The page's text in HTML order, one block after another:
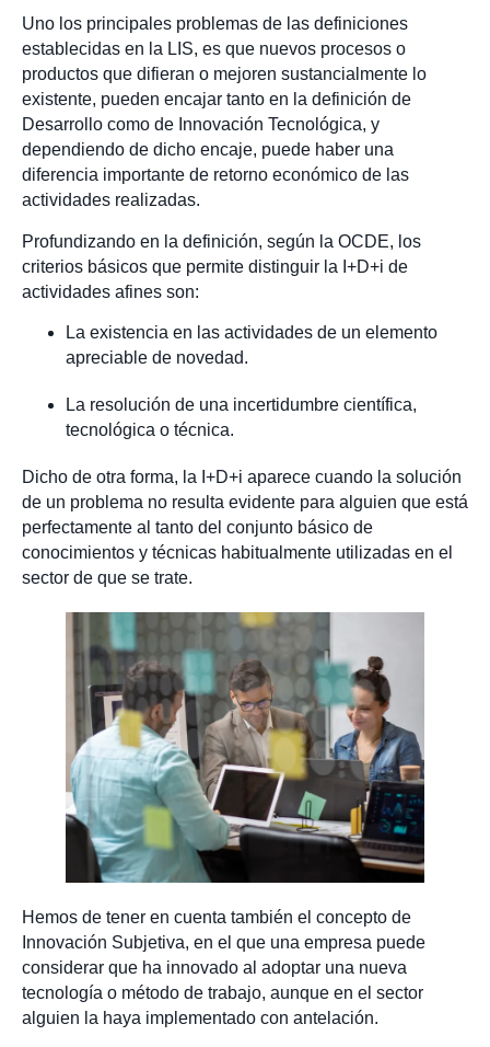
Uno los principales problemas de las definiciones
establecidas en la LIS, es que nuevos procesos o
productos que difieran o mejoren sustancialmente lo
existente, pueden encajar tanto en la definición de
Desarrollo como de Innovación Tecnológica, y
dependiendo de dicho encaje, puede haber una
diferencia importante de retorno económico de las
actividades realizadas.
Profundizando en la definición, según la OCDE, los
criterios básicos que permite distinguir la I+D+i de
actividades afines son:
La existencia en las actividades de un elemento
apreciable de novedad.
La resolución de una incertidumbre científica,
tecnológica o técnica.
Dicho de otra forma, la I+D+i aparece cuando la solución
de un problema no resulta evidente para alguien que está
perfectamente al tanto del conjunto básico de
conocimientos y técnicas habitualmente utilizadas en el
sector de que se trate.
Hemos de tener en cuenta también el concepto de
Innovación Subjetiva, en el que una empresa puede
considerar que ha innovado al adoptar una nueva
tecnología o método de trabajo, aunque en el sector
alguien la haya implementado con antelación.